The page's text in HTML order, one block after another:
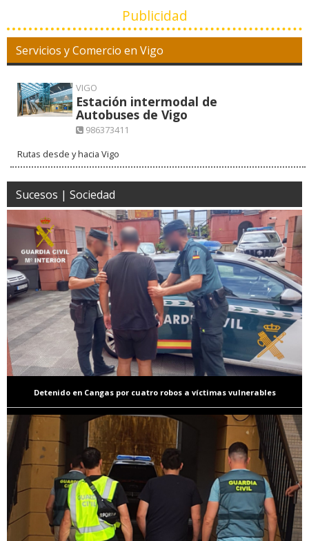
Publicidad
Servicios y Comercio en Vigo
VIGO
Estación intermodal de
Autobuses de Vigo
986373411
Rutas desde y hacia Vigo
Sucesos | Sociedad
Detenido en Cangas por cuatro robos a víctimas vulnerables